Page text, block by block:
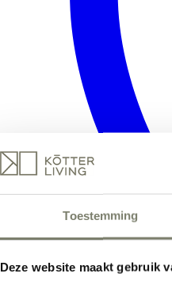
Toestemming
Deze website maakt gebruik